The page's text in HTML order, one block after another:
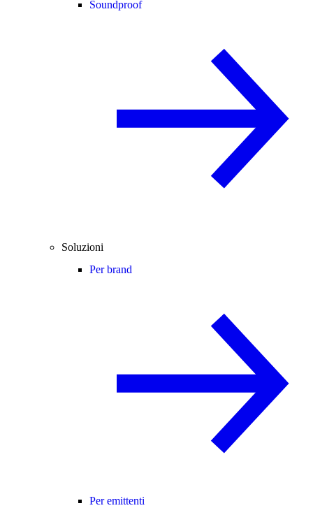
Soundproof
Soluzioni
Per brand
Per emittenti